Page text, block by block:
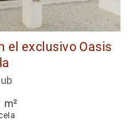
el exclusivo Oasis
m²